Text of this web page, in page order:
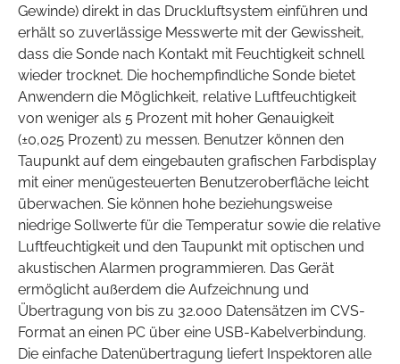
Gewinde) direkt in das Druckluftsystem einführen und
erhält so zuverlässige Messwerte mit der Gewissheit,
dass die Sonde nach Kontakt mit Feuchtigkeit schnell
wieder trocknet. Die hochempfindliche Sonde bietet
Anwendern die Möglichkeit, relative Luftfeuchtigkeit
von weniger als 5 Prozent mit hoher Genauigkeit
(±0,025 Prozent) zu messen. Benutzer können den
Taupunkt auf dem eingebauten grafischen Farbdisplay
mit einer menügesteuerten Benutzeroberfläche leicht
überwachen. Sie können hohe beziehungsweise
niedrige Sollwerte für die Temperatur sowie die relative
Luftfeuchtigkeit und den Taupunkt mit optischen und
akustischen Alarmen programmieren. Das Gerät
ermöglicht außerdem die Aufzeichnung und
Übertragung von bis zu 32.000 Datensätzen im CVS-
Format an einen PC über eine USB-Kabelverbindung.
Die einfache Datenübertragung liefert Inspektoren alle